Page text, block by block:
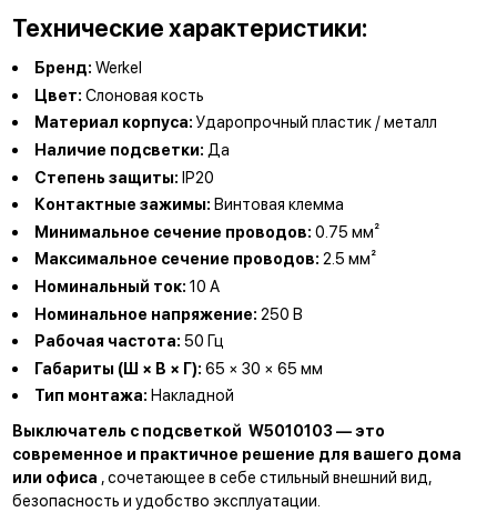
Технические характеристики:
Бренд:Werkel
Цвет:Слоновая кость
Материал корпуса:Ударопрочный пластик / металл
Наличие подсветки: Да
Степень защиты:IP20
Контактные зажимы:Винтовая клемма
Минимальное сечение проводов:0.75 мм²
Максимальное сечение проводов:2.5 мм²
Номинальный ток:10 А
Номинальное напряжение: 250 В
Рабочая частота:50 Гц
Габариты (Ш × В × Г):65 × 30 × 65 мм
Тип монтажа:Накладной
Выключатель с подсветкой W5010103 — это
современное и практичное решение для вашего дома
или офиса , сочетающее в себе стильный внешний вид,
безопасность и удобство эксплуатации.